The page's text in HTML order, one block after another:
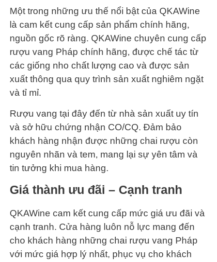
Một trong những ưu thế nổi bật của QKAWine
là cam kết cung cấp sản phẩm chính hãng,
nguồn gốc rõ ràng. QKAWine chuyên cung cấp
rượu vang Pháp chính hãng, được chế tác từ
các giống nho chất lượng cao và được sản
xuất thông qua quy trình sản xuất nghiêm ngặt
và tỉ mỉ.
Rượu vang tại đây đến từ nhà sản xuất uy tín
và sở hữu chứng nhận CO/CQ. Đảm bảo
khách hàng nhận được những chai rượu còn
nguyên nhãn và tem, mang lại sự yên tâm và
tin tưởng khi mua hàng.
Giá thành ưu đãi – Cạnh tranh
QKAWine cam kết cung cấp mức giá ưu đãi và
cạnh tranh. Cửa hàng luôn nỗ lực mang đến
cho khách hàng những chai rượu vang Pháp
với mức giá hợp lý nhất, phục vụ cho khách